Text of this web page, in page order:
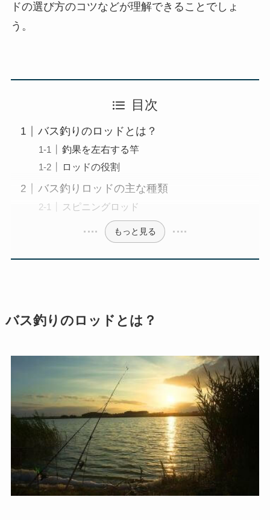
ドの選び方のコツなどが理解できることでしょ
う。
目次
バス釣りのロッドとは？
釣果を左右する竿
ロッドの役割
バス釣りロッドの主な種類
スピニングロッド
もっと見る
バス釣りのロッドとは？